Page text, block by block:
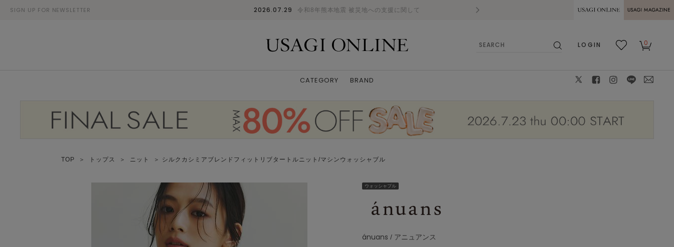
SIGN UP FOR NEWSLETTER 2026.07.29 令和8年熊本地震 被災地への支援に関して 熊本県熊本地方を震源とする地震の影響に
MAGAZINE
LOGIN
0
CATEGORY BRAND
TOP ＞ トップス ＞ ニット ＞ シルクカシミアブレンドフィットリブタートルニット/マシンウォッシャブル
ウォッシャブル
ánuans / アニュアンス